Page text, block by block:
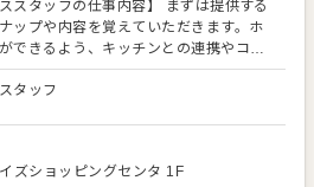
スタッフの仕事内容】 まずは提供する
ップや内容を覚えていただきます。ホ
できるよう、キッチンとの連携やコミ
切にしてください。 お店の顔として、
謝の言葉をいただいたり、改善要求な
よりよいお店づくりを心がけてくださ
改善などのアイデアも大歓迎です。
お席へのご案内、オーダーテイク、レ
タッフ
ズショッピングセンタ 1F